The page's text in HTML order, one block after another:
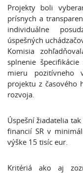
Projekty boli
prísnych a
individuálne
úspešných
Komisia
splnenie
mieru pozitívneho
projektu z časového
rozvoja.
Úspešní žiadatelia
financií SR v
výške 15 tisíc eur.
Kritériá ako aj